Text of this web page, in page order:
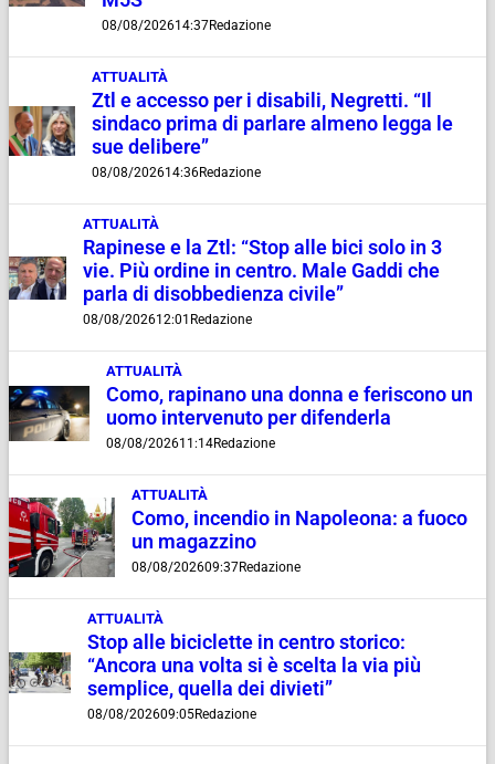
08/08/202614:37Redazione
ATTUALITÀ
Ztl e accesso per i disabili, Negretti. “Il
sindaco prima di parlare almeno legga le
sue delibere”
08/08/202614:36Redazione
ATTUALITÀ
Rapinese e la Ztl: “Stop alle bici solo in 3
vie. Più ordine in centro. Male Gaddi che
parla di disobbedienza civile”
08/08/202612:01 Redazione
ATTUALITÀ
Como, rapinano una donna e feriscono un
uomo intervenuto per difenderla
08/08/202611:14Redazione
ATTUALITÀ
Como, incendio in Napoleona: a fuoco
un magazzino
08/08/202609:37Redazione
ATTUALITÀ
Stop alle biciclette in centro storico:
“Ancora una volta si è scelta la via più
semplice, quella dei divieti”
08/08/202609:05Redazione